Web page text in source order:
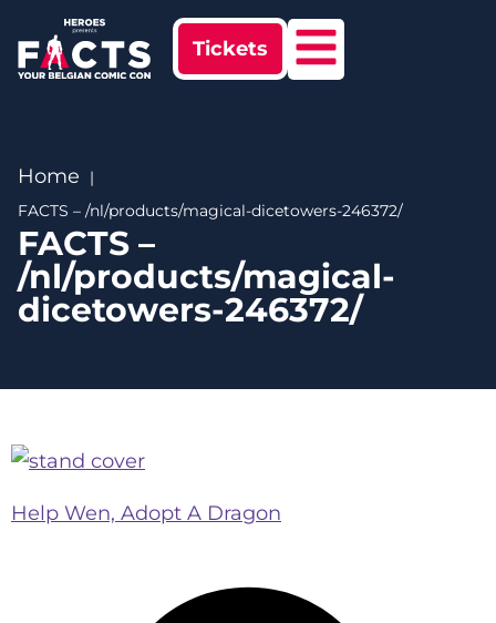
Tickets
Home
FACTS – /nl/products/magical-dicetowers-246372/
FACTS –
/nl/products/magical-
dicetowers-246372/
Help Wen, Adopt A Dragon